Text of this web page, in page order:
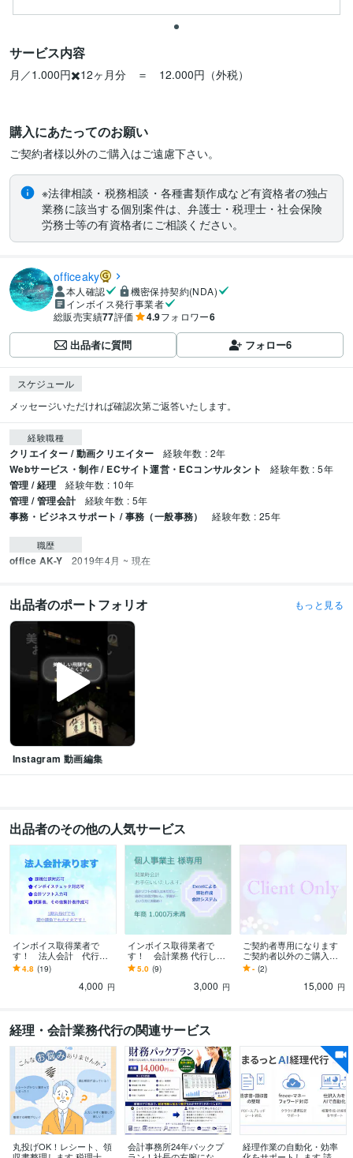
サービス内容
月／1.000円✖️12ヶ月分　＝　12.000円（外税）
購入にあたってのお願い
ご契約者様以外のご購入はご遠慮下さい。
※法律相談・税務相談・各種書類作成など有資格者の独占
業務に該当する個別案件は、弁護士・税理士・社会保険
労務士等の有資格者にご相談ください。
officeaky
本人確認
機密保持契約(NDA)
インボイス発行事業者
総販売実績77評価 4.9フォロワー6
出品者に質問 フォロー6
スケジュール
経験職種
クリエイター / 動画クリエイター 経験年数 : 2年
Webサービス・制作 / ECサイト運営・ECコンサルタント 経験年数 : 5年
管理 / 経理 経験年数 : 10年
管理 / 管理会計 経験年数 : 5年
事務・ビジネスサポート / 事務（一般事務） 経験年数 : 25年
職歴
office AK-Y 2019年4月 ~ 現在
出品者のポートフォリオ もっと見る
Instagram 動画編集
出品者のその他の人気サービス
インボイス取得業者で
す！ 法人会計 代行致
します ** 1ヵ月分月次入
力の請負金額になります
4.8 (19)
4,000 円
インボイス取得業者で
す！ 会計業務 代行しま
す ** 個人事業主様専用
になります **
5.0 (9)
3,000 円
ご契約者専用になります
ご契約者以外のご購入は
ご遠慮させていただきま
す。
- (2)
15,000 円
経理・会計業務代行の関連サービス
丸投げOK！レシート、領
会計事務所24年パックプ
経理作業の自動化・効率